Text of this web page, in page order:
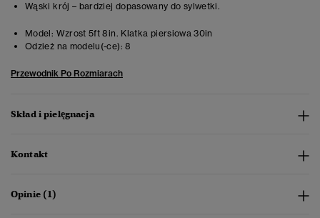
Wąski krój – bardziej dopasowany do sylwetki.
Model: Wzrost 5ft 8in. Klatka piersiowa 30in
Odzież na modelu(-ce): 8
Przewodnik Po Rozmiarach
Skład i pielęgnacja
Kontakt
Opinie (1)